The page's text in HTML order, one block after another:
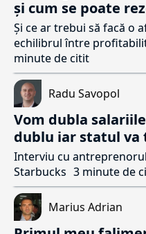
și cum se poate
Și ce ar trebui să facă o
echilibrul între
minute de citit
Radu Savopol
Vom dubla
dublu iar statul va
Interviu cu
Starbucks 3 minute de
Marius Adrian